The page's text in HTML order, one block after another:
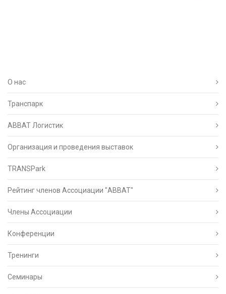
О нас
Транспарк
ABBAT Логистик
Организация и проведения выставок
TRANSPark
Рейтинг членов Ассоциации "АВВАТ"
Члены Ассоциации
Конференции
Тренинги
Семинары